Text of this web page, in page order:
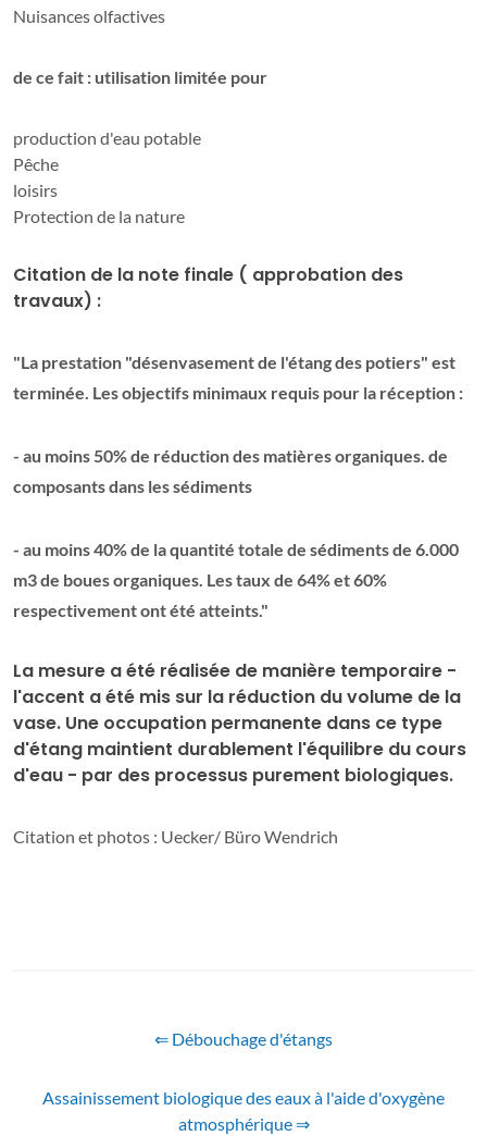
Nuisances olfactives
de ce fait : utilisation limitée pour
production d'eau potable
Pêche
loisirs
Protection de la nature
Citation de la note finale ( approbation des
travaux) :
"La prestation "désenvasement de l'étang des potiers" est
terminée. Les objectifs minimaux requis pour la réception :
- au moins 50% de réduction des matières organiques. de
composants dans les sédiments
- au moins 40% de la quantité totale de sédiments de 6.000
m3 de boues organiques. Les taux de 64% et 60%
respectivement ont été atteints."
La mesure a été réalisée de manière temporaire -
l'accent a été mis sur la réduction du volume de la
vase. Une occupation permanente dans ce type
d'étang maintient durablement l'équilibre du cours
d'eau - par des processus purement biologiques.
Citation et photos : Uecker/ Büro Wendrich
⇐ Débouchage d'étangs
Assainissement biologique des eaux à l'aide d'oxygène
atmosphérique ⇒